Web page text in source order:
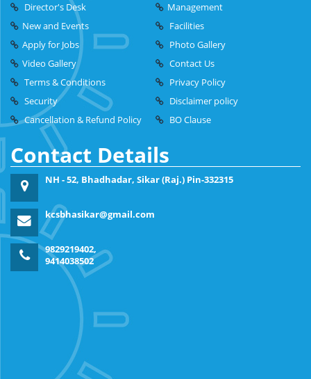
Director's Desk
Management
New and Events
Facilities
Apply for Jobs
Photo Gallery
Video Gallery
Contact Us
Terms & Conditions
Privacy Policy
Security
Disclaimer policy
Cancellation & Refund Policy
BO Clause
Contact Details
NH - 52, Bhadhadar, Sikar (Raj.) Pin-332315
kcsbhasikar@gmail.com
9829219402,
9414038502